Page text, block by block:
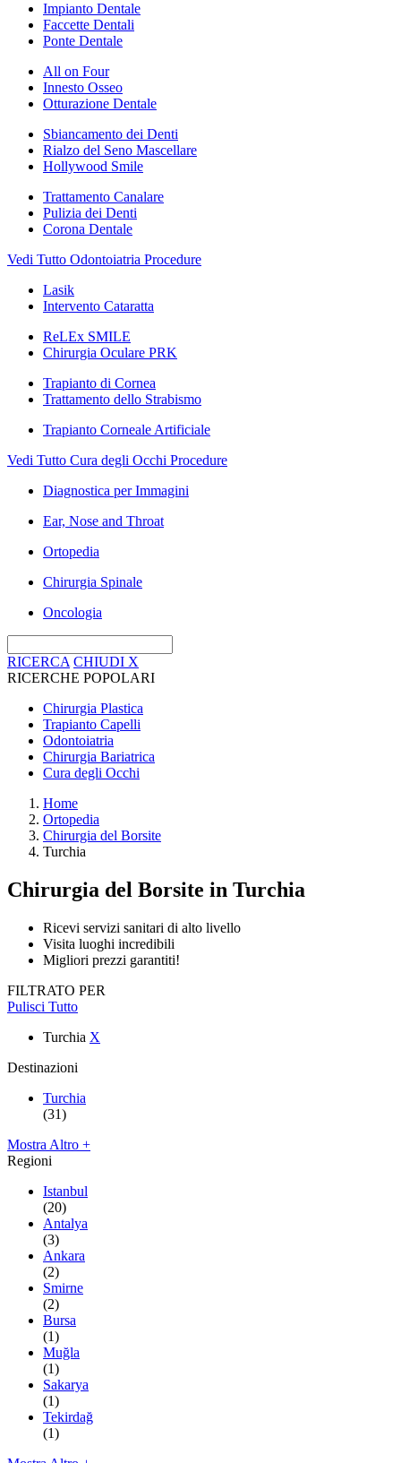
Impianto Dentale
Faccette Dentali
Ponte Dentale
All on Four
Innesto Osseo
Otturazione Dentale
Sbiancamento dei Denti
Rialzo del Seno Mascellare
Hollywood Smile
Trattamento Canalare
Pulizia dei Denti
Corona Dentale
Vedi Tutto Odontoiatria Procedure
Lasik
Intervento Cataratta
ReLEx SMILE
Chirurgia Oculare PRK
Trapianto di Cornea
Trattamento dello Strabismo
Trapianto Corneale Artificiale
Vedi Tutto Cura degli Occhi Procedure
Diagnostica per Immagini
Ear, Nose and Throat
Ortopedia
Chirurgia Spinale
Oncologia
RICERCA CHIUDI X
RICERCHE POPOLARI
Chirurgia Plastica
Trapianto Capelli
Odontoiatria
Chirurgia Bariatrica
Cura degli Occhi
Home
Ortopedia
Chirurgia del Borsite
Turchia
Chirurgia del Borsite in Turchia
Ricevi servizi sanitari di alto livello
Visita luoghi incredibili
Migliori prezzi garantiti!
FILTRATO PER
Pulisci Tutto
Turchia X
Destinazioni
Turchia
(31)
Mostra Altro +
Regioni
Istanbul
(20)
Antalya
(3)
Ankara
(2)
Smirne
(2)
Bursa
(1)
Muğla
(1)
Sakarya
(1)
Tekirdağ
(1)